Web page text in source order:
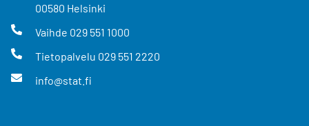
00580 Helsinki
Vaihde 029 551 1000
Tietopalvelu 029 551 2220
info@stat.fi